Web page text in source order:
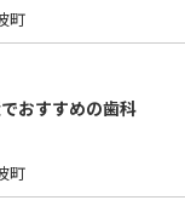
町
おすすめの歯科
町